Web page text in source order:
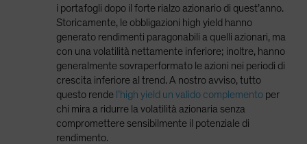
i portafogli dopo il forte rialzo azionario di quest’anno.
Storicamente, le obbligazioni high yield hanno
generato rendimenti paragonabili a quelli azionari, ma
con una volatilità nettamente inferiore; inoltre, hanno
generalmente sovraperformato le azioni nei periodi di
crescita inferiore al trend. A nostro avviso, tutto
questo rende l’high yield un valido complementoper
chi mira a ridurre la volatilità azionaria senza
compromettere sensibilmente il potenziale di
rendimento.